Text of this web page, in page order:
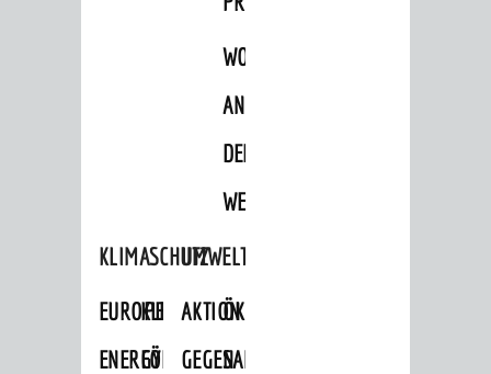
WOHNBEBAUUNG
AN
DER
WEINBERGSTRASSE
KLIMASCHUTZ
EUROPEAN
ENERGY
KLIMASCHUTZ-
FÖRDERPROGRAMME
UMWELTSCHUTZ
AKTION
GEGEN
ÖKOLOGISCHE
SANIERUNG/WAIDSEE